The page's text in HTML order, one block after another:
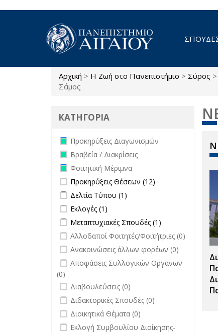
Είστε εδώ
Αρχική > Η Ζωή στο Πανεπιστήμιο > Σύρος >
Σάμος
ΚΑΤΗΓΟΡΙΑ
Remove Προκηρύξεις Διαγωνισμών
filter
Προκηρύξεις Διαγωνισμών
Remove Βραβεία / Διακρίσεις filter
Βραβεία / Διακρίσεις
Remove Φοιτητική Μέριμνα filter
Φοιτητική Μέριμνα
Apply Προκηρύξεις Θέσεων filter
Προκηρύξεις Θέσεων (12)
Apply Δελτία Τύπου filter
Δελτία Τύπου (1)
Apply Εκλογές filter
Εκλογές (1)
Apply Μεταπτυχιακές Σπουδές filter
Μεταπτυχιακές Σπουδές (1)
Μεταπτυχιακές
Σπουδές filter
undefined
Αλλοδαποί Φοιτητές/Φοιτήτριες (0)
undefined
Ανακοινώσεις άλλων φορέων (0)
undefined
Αποφάσεις Συλλογικών Οργάνων
(0)
undefined
Διαβουλεύσεις (0)
undefined
Διδακτορικές Σπουδές (0)
undefined
Διοικητικά Θέματα (0)
undefined
Εκλογή Συμβουλίου Διοίκησης-